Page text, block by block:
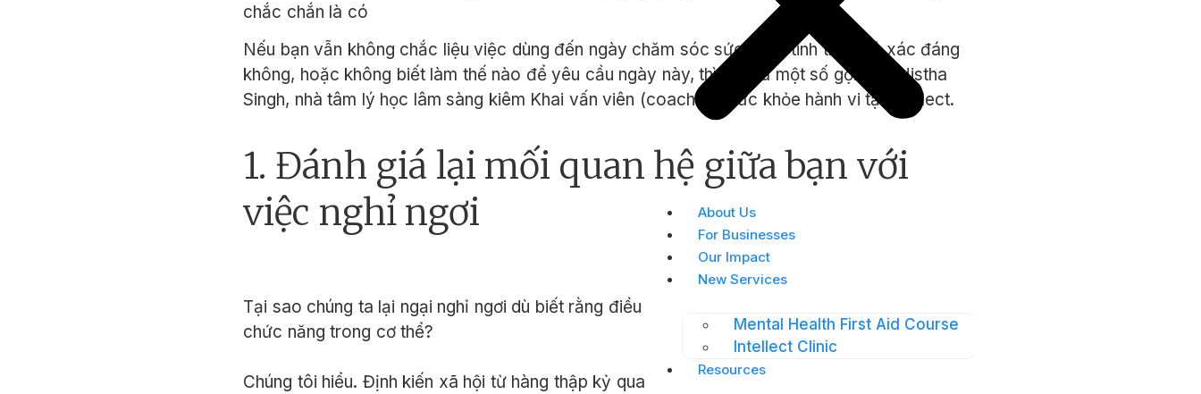
About Us
For Businesses
Our Impact
New Services
Mental Health First Aid Course
Intellect Clinic
Resources
chắc chắn là có
Nếu bạn vẫn không chắc liệu việc dùng đến ngày chăm sóc sức khỏe tinh thần có xác đáng
không, hoặc không biết làm thế nào để yêu cầu ngày này, thì đây là một số gợi ý từ Nistha
Singh, nhà tâm lý học lâm sàng kiêm Khai vấn viên (coaching) sức khỏe hành vi tại Intellect.
1. Đánh giá lại mối quan hệ giữa bạn với
việc nghỉ ngơi
Tại sao chúng ta lại ngại nghỉ ngơi dù biết rằng điều này rất quan trọng đối với sức khỏe và
chức năng trong cơ thể?
Chúng tôi hiểu. Định kiến xã hội từ hàng thập kỷ qua cho rằng nghỉ ngơi là lười biếng và làm